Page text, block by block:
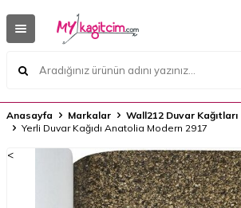
Anasayfa Markalar
Wall212 Duvar Kağıtları
Yerli Duvar Kağıdı Anatolia Modern 2917
<